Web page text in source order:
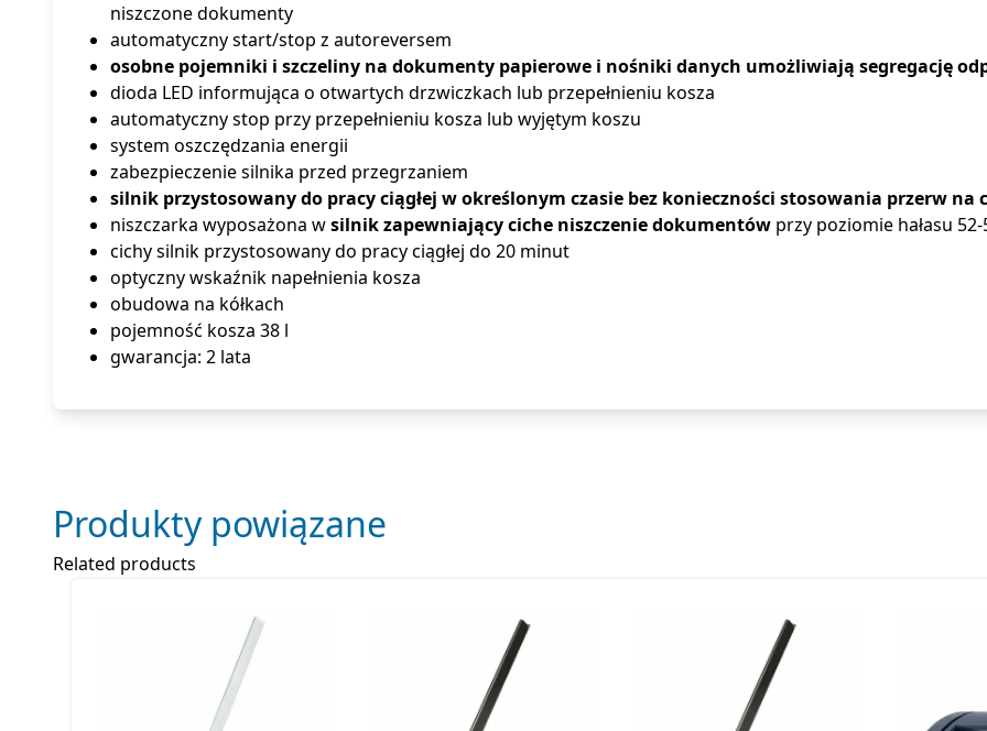
niszczone dokumenty
automatyczny start/stop z autoreversem
osobne pojemniki i szczeliny na dokumenty papierowe i nośniki danych umożliwiają segregację
dioda LED informująca o otwartych drzwiczkach lub przepełnieniu kosza
automatyczny stop przy przepełnieniu kosza lub wyjętym koszu
system oszczędzania energii
zabezpieczenie silnika przed przegrzaniem
silnik przystosowany do pracy ciągłej w określonym czasie bez konieczności stosowania przerw na
niszczarka wyposażona wsilnik zapewniający ciche niszczenie dokumentów przy poziomie hałasu 52-
cichy silnik przystosowany do pracy ciągłej do 20 minut
optyczny wskaźnik napełnienia kosza
obudowa na kółkach
pojemność kosza 38 l
gwarancja: 2 lata
Produkty powiązane
Related products